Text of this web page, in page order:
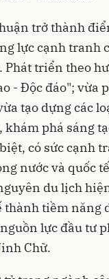
trở thành
lực cạnh tranh
Phát triển theo
- Độc đáo"; vừa
tạo dựng các
khám phá sáng
có sức cạnh
nước và quốc
du lịch
thành tiềm năng
lực đầu tư
Chữ.